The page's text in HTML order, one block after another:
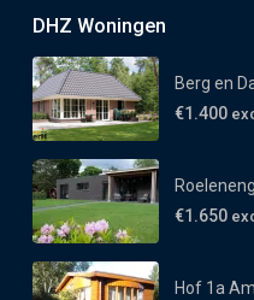
DHZ Woningen
Berg en
€1.400
€1.650
Hof 1a